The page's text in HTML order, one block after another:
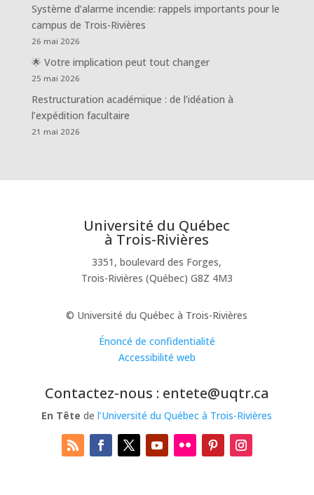
Système d’alarme incendie: rappels importants pour le
campus de Trois-Rivières
26 mai 2026
🌟 Votre implication peut tout changer
25 mai 2026
Restructuration académique : de l’idéation à
l’expédition facultaire
21 mai 2026
Université du Québec
à Trois-Rivières
3351, boulevard des Forges,
Trois-Rivières (Québec) G8Z 4M3
© Université du Québec à Trois-Rivières
Énoncé de confidentialité
Accessibilité web
Contactez-nous : entete@uqtr.ca
En Tête del’Université du Québec à Trois-Rivières